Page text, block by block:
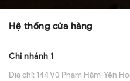
Hệ thống cửa hàng
Chi nhánh 1
Địa chỉ: 144 Vũ Phạm Hàm-Yên